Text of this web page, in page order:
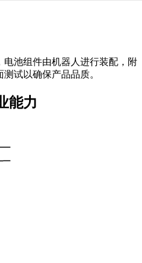
池组件由机器人进行装配，附
试以确保产品品质。
能力